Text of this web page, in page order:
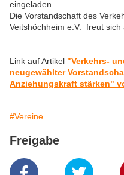
eingeladen.
Die Vorstandschaft des
Veitshöchheim e.V. freut
Link auf Artikel "Verkehrs-
neugewählter
Anziehungskraft stärken"
#Vereine
Freigabe